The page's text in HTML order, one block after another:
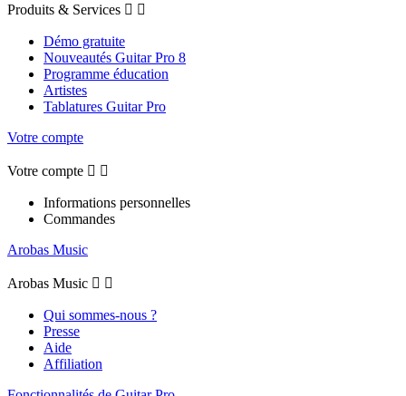
Produits & Services  
Démo gratuite
Nouveautés Guitar Pro 8
Programme éducation
Artistes
Tablatures Guitar Pro
Votre compte
Votre compte  
Informations personnelles
Commandes
Arobas Music
Arobas Music  
Qui sommes-nous ?
Presse
Aide
Affiliation